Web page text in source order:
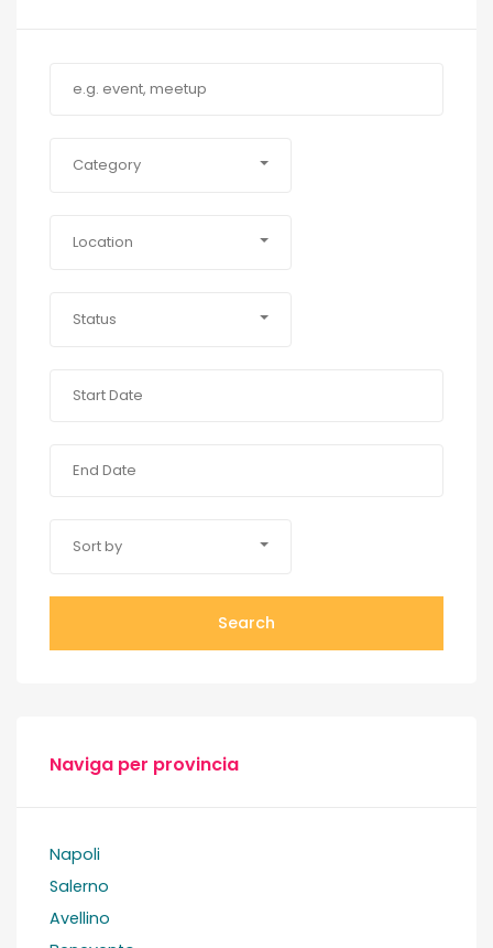
Category
Location
Status
Sort by
Search
Naviga per provincia
Napoli
Salerno
Avellino